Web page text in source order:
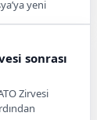
yeni
sonrası
Zirvesi